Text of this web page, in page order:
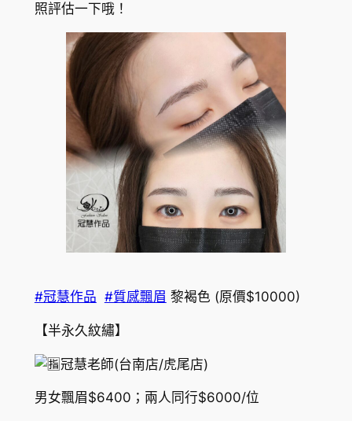
照評估一下哦！
#冠慧作品 #質感飄眉 黎褐色 (原價$10000)
【半永久紋繡】
冠慧老師(台南店/虎尾店)
男女飄眉$6400；兩人同行$6000/位